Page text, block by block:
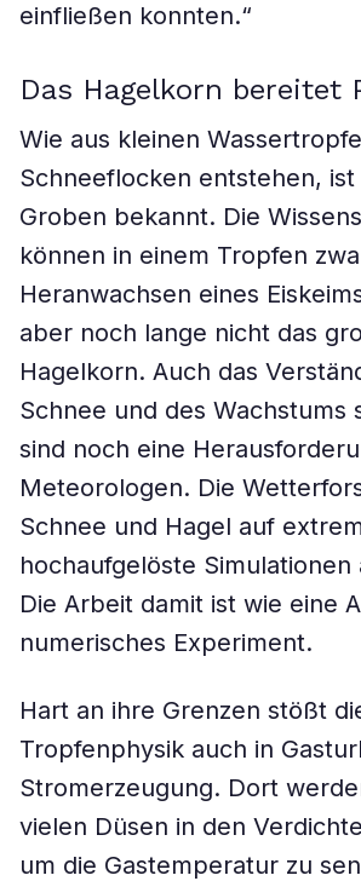
einfließen konnten.“
Das Hagelkorn bereitet
Wie aus kleinen
Schneeflocken entstehen, ist
Groben bekannt. Die
können in einem Tropfen
Heranwachsen eines
aber noch lange nicht das
Hagelkorn. Auch das
Schnee und des Wachstums
sind noch eine
Meteorologen. Die
Schnee und Hagel auf
hochaufgelöste Simulationen
Die Arbeit damit ist wie eine
numerisches Experiment.
Hart an ihre Grenzen stößt
Tropfenphysik auch in
Stromerzeugung. Dort
vielen Düsen in den
um die Gastemperatur zu